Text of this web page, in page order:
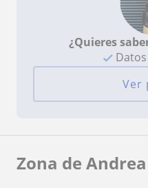
¿Quieres
Datos
Ver
Zona de Andrea